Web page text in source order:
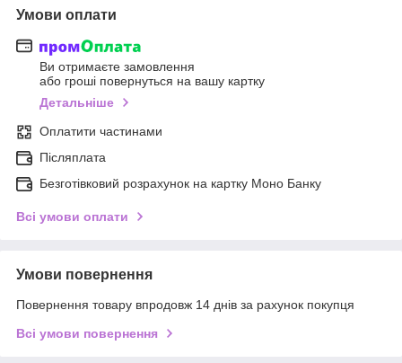
Умови оплати
Ви отримаєте замовлення
або гроші повернуться на вашу картку
Детальніше
Оплатити частинами
Післяплата
Безготівковий розрахунок на картку Моно Банку
Всі умови оплати
Умови повернення
Повернення товару впродовж 14 днів за рахунок покупця
Всі умови повернення